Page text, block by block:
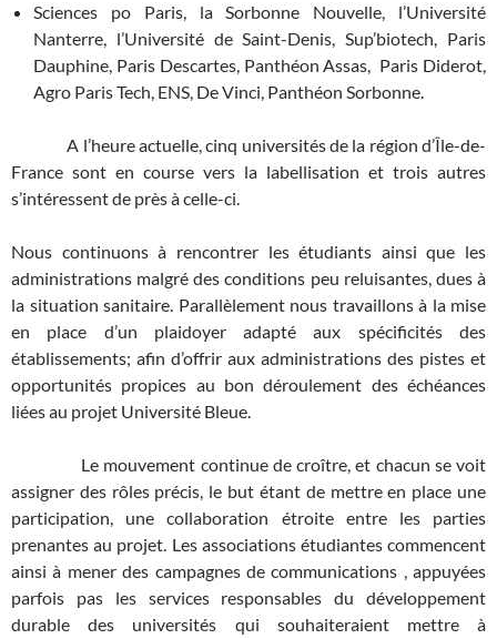
Sciences po Paris, la Sorbonne Nouvelle, l’Université
Nanterre, l’Université de Saint-Denis, Sup’biotech, Paris
Dauphine, Paris Descartes, Panthéon Assas, Paris Diderot,
Agro Paris Tech, ENS, De Vinci, Panthéon Sorbonne.
A l’heure actuelle, cinq universités de la région d’Île-de-
France sont en course vers la labellisation et trois autres
s’intéressent de près à celle-ci.
Nous continuons à rencontrer les étudiants ainsi que les
administrations malgré des conditions peu reluisantes, dues à
la situation sanitaire. Parallèlement nous travaillons à la mise
en place d’un plaidoyer adapté aux spécificités des
établissements; afin d’offrir aux administrations des pistes et
opportunités propices au bon déroulement des échéances
liées au projet Université Bleue.
Le mouvement continue de croître, et chacun se voit
assigner des rôles précis, le but étant de mettre en place une
participation, une collaboration étroite entre les parties
prenantes au projet. Les associations étudiantes commencent
ainsi à mener des campagnes de communications , appuyées
parfois pas les services responsables du développement
durable des universités qui souhaiteraient mettre à